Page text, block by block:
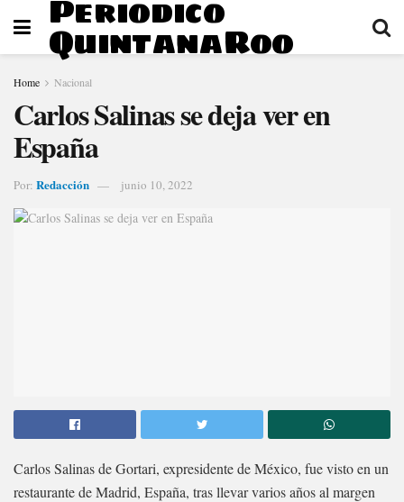
Periodico
QuintanaRoo
Home Nacional
Carlos Salinas se deja ver en
España
Por: Redacción junio 10, 2022
Carlos Salinas de Gortari, expresidente de México, fue visto en un
restaurante de Madrid, España, tras llevar varios años al margen